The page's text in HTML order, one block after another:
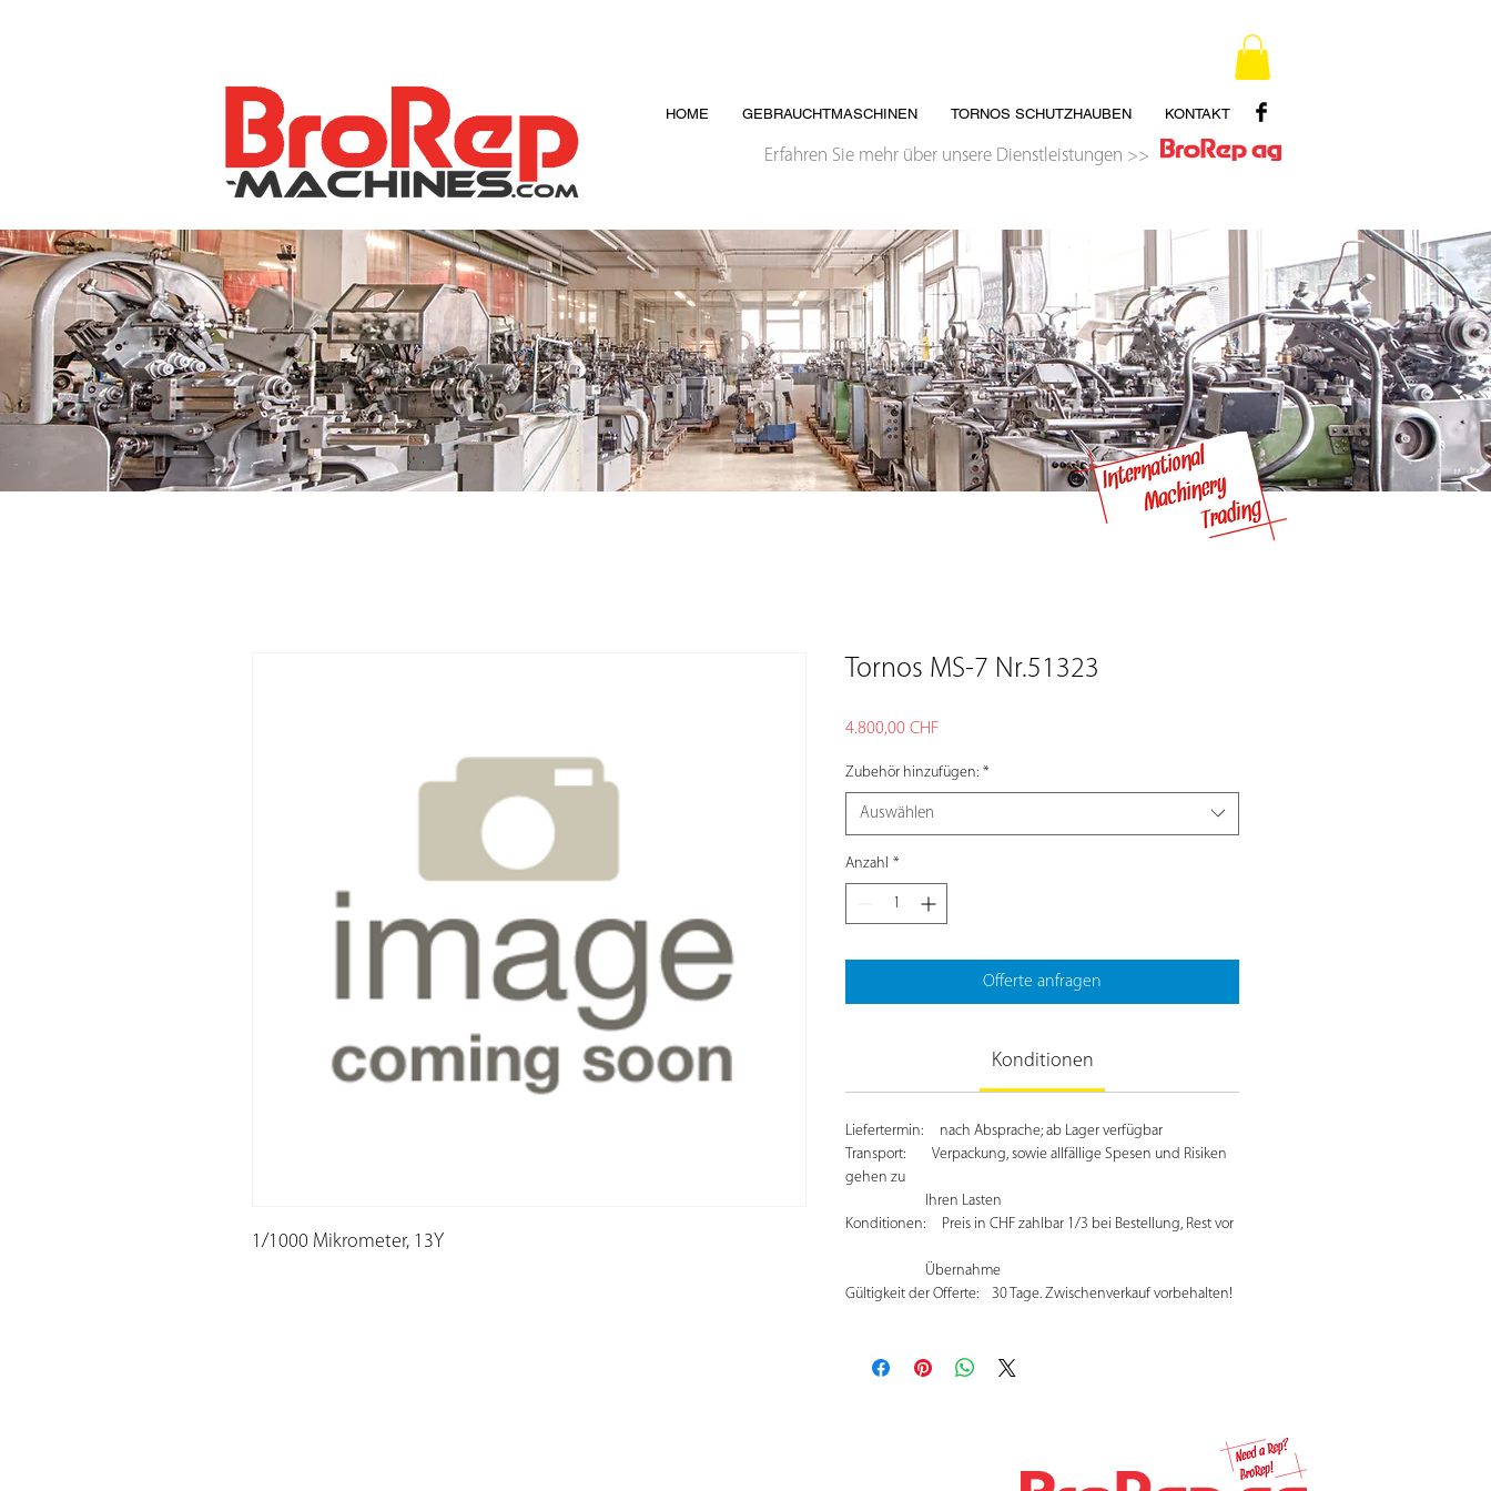
HOME GEBRAUCHTMASCHINEN TORNOS SCHUTZHAUBEN KONTAKT
Erfahren Sie mehr über unsere Dienstleistungen >>
1/1000 Mikrometer, 13Y
Tornos MS-7 Nr.51323
4.800,00 CHFPreis
Zubehör hinzufügen: *
Auswählen
Anzahl *
Offerte anfragen
Konditionen
Liefertermin: nach Absprache; ab Lager verfügbar
Transport: Verpackung, sowie allfällige Spesen und Risiken
gehen zu
Ihren Lasten
Konditionen: Preis in CHF zahlbar 1/3 bei Bestellung, Rest vor
Übernahme
Gültigkeit der Offerte: 30 Tage. Zwischenverkauf vorbehalten!